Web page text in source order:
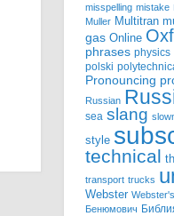
misspelling mistake
Muller Multitran
gas Online
phrases physics
polski
Pronouncing
Russian
sea slang
style
technical
transport trucks
Webster Webster's
Бенюмович